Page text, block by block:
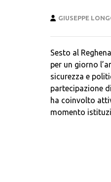
GIUSEPPE
Sesto al
per un giorno
sicurezza e
partecipazione
ha coinvolto
momento